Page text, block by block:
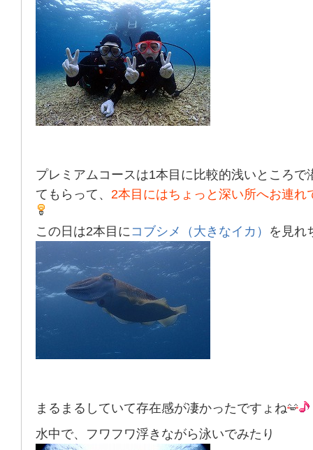
プレミアムコースは1本目に比較的浅いところで
てもらって、 2本目にはちょっと深い所へお連れ
この日は2本目にコブシメ（大きなイカ） を見れ
まるまるしていて存在感が凄かったですょね
水中で、フワフワ浮きながら泳いでみたり